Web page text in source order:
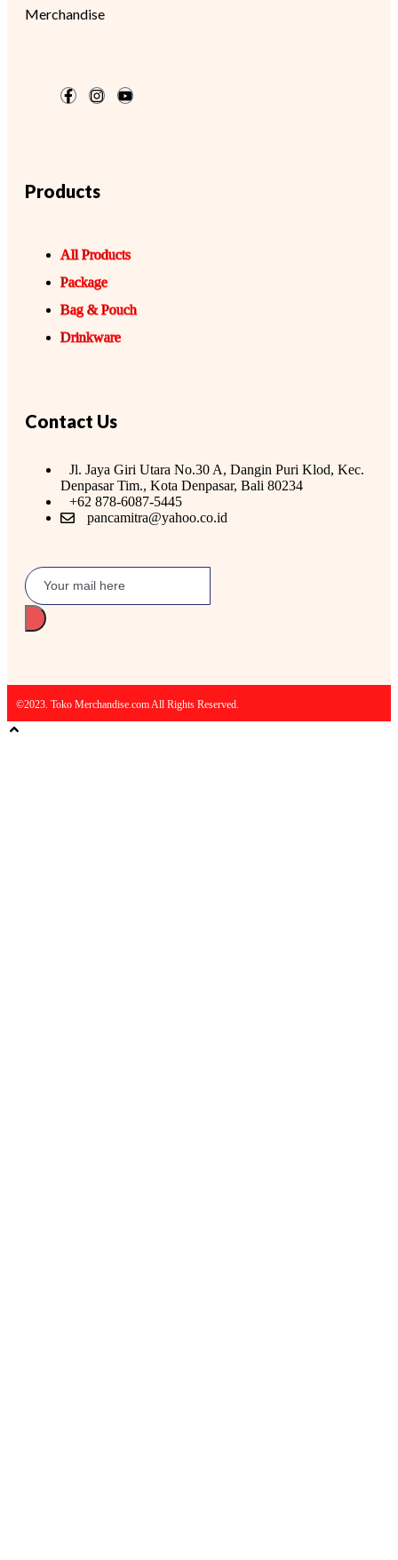
Merchandise
Products
All Products
Package
Bag & Pouch
Drinkware
Contact Us
Jl. Jaya Giri Utara No.30 A, Dangin Puri Klod, Kec.
Denpasar Tim., Kota Denpasar, Bali 80234
+62 878-6087-5445
pancamitra@yahoo.co.id
©2023. Toko Merchandise.com All Rights Reserved.